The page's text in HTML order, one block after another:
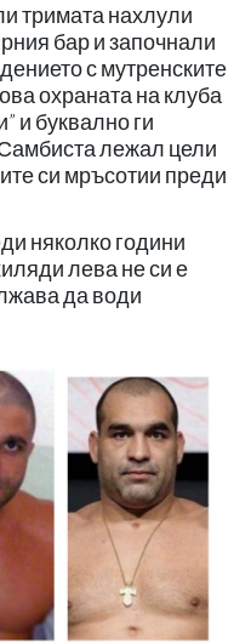
тримата нахлули
бар и започнали
с мутренските
охраната на клуба
и буквално ги
лежал цели
си мръсотии преди
няколко години
лева не си е
да води